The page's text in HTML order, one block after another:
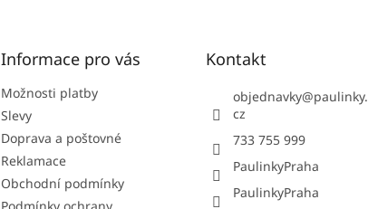
Informace pro vás
Možnosti platby
Slevy
Doprava a poštovné
Reklamace
Obchodní podmínky
Podmínky ochrany
Kontakt
objednavky@paulinky.
cz
733 755 999
PaulinkyPraha
PaulinkyPraha